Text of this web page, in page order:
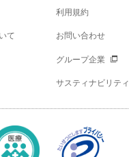
利用規約
て お問い合わせ
グループ企業
サスティナビリティ